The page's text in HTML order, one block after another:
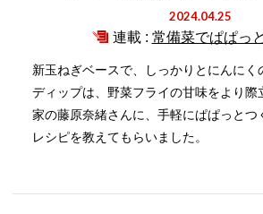
2024.04.25
連載 : 常備菜でぱぱっ
新玉ねぎベースで、しっかりとにんにく
ディップは、野菜フライの甘味をより際
家の藤原奈緒さんに、手軽にぱぱっとつ
レシピを教えてもらいました。